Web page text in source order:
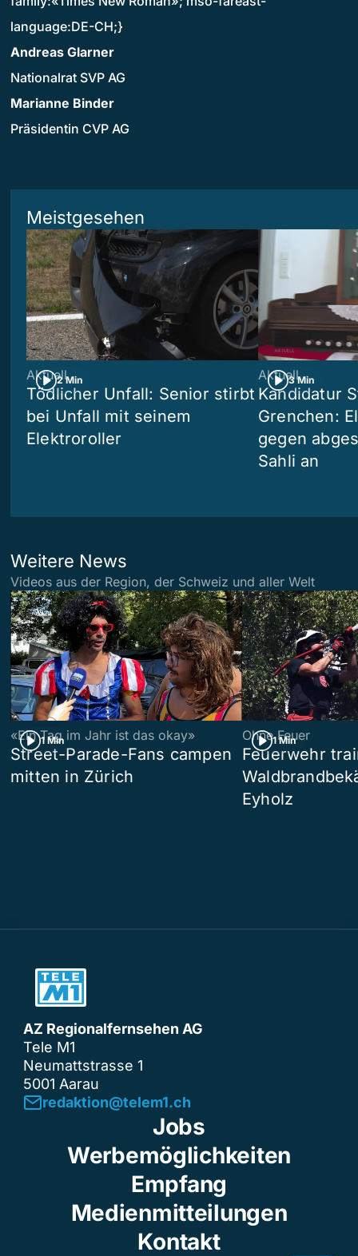
language:DE-CH;}
Andreas Glarner
Nationalrat SVP AG
Marianne Binder
Präsidentin CVP AG
Meistgesehen
2 Min
Aktuell
Tödlicher Unfall: Senior stirbt
bei Unfall mit seinem
Elektroroller
3 Min
Aktuell
Kandidatur
Grenchen:
gegen
Sahli an
Weitere News
Videos aus der Region, der Schweiz und aller Welt
1 Min
«Ein Tag im Jahr ist das okay»
Street-Parade-Fans campen
mitten in Zürich
1 Min
Ohne Feuer
Feuerwehr
Eyholz
AZ Regionalfernsehen AG
Tele M1
Neumattstrasse 1
5001 Aarau
redaktion@telem1.ch
Jobs
Werbemöglichkeiten
Empfang
Medienmitteilungen
Kontakt